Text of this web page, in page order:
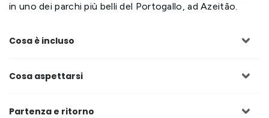
in uno dei parchi più belli del Portogallo, ad Azeitão.
Cosa è incluso
Cosa aspettarsi
Partenza e ritorno